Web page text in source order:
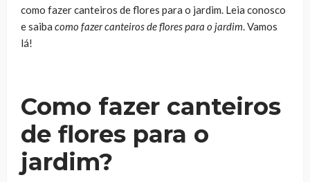
como fazer canteiros de flores para o jardim. Leia conosco
e saiba como fazer canteiros de flores para o jardim. Vamos
lá!
Como fazer canteiros
de flores para o
jardim?